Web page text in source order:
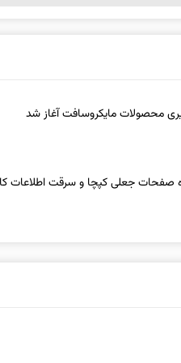
صفحات جعلی کپچا و سرقت اطلاعات